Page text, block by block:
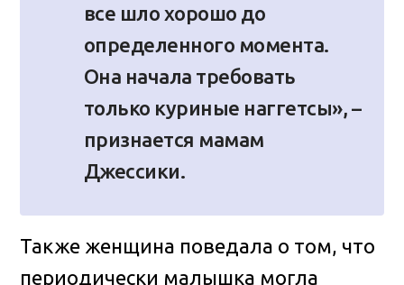
все шло хорошо до
определенного момента.
Она начала требовать
только куриные наггетсы», –
признается мамам
Джессики.
Также женщина поведала о том, что
периодически малышка могла